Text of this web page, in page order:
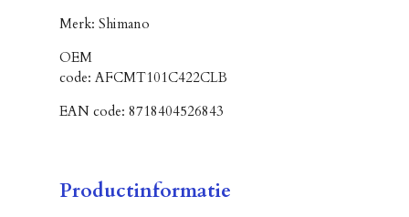
Merk: Shimano
OEM
code: AFCMT101C422CLB
EAN code: 8718404526843
Productinformatie